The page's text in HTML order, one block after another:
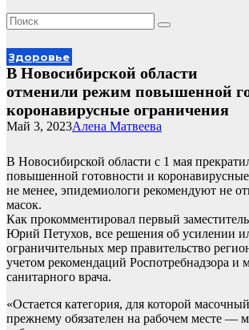
Здоровье
В Новосибирской области
отменили режим повышенной
коронавирусные ограничения
Алена Матвеева
Май 3, 2023
В Новосибирской области с 1 мая
повышенной готовности и
не менее, эпидемиологи рекомендуют не
масок.
Как прокомментировал первый
Юрий Петухов, все решения об усилении
ограничительных мер правительство
учетом рекомендаций Роспотребнадзора и
санитарного врача.
«Остается категория, для которой
прежнему обязателен на рабочем месте —